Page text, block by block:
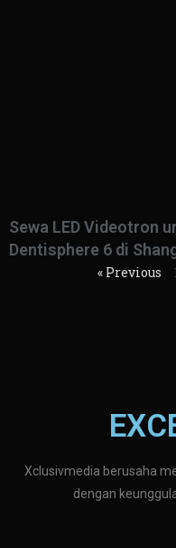
Sewa LED Videotron
Dentisphere 6 di
« Previous
Xclusivmedia berusaha
dengan